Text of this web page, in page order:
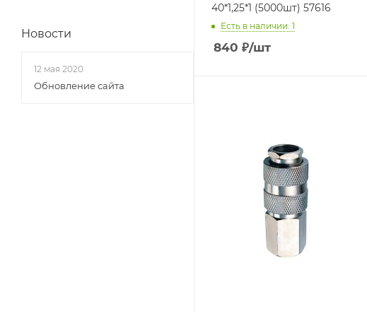
40*1,25*1 (5000шт) 57616
Есть в наличии: 1
840 ₽/шт
Новости
12 мая 2020
Обновление сайта